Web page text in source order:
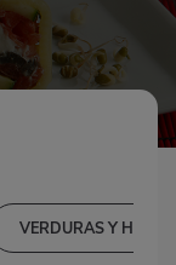
VERDURAS Y